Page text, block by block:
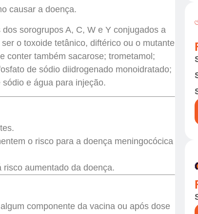
causar a doença.
sorogrupos A, C, W e Y conjugados a
o toxoide tetânico, diftérico ou o mutante
conter também sacarose; trometamol;
de sódio diidrogenado monoidratado;
e água para injeção.
o risco para a doença meningocócica
aumentado da doença.
componente da vacina ou após dose